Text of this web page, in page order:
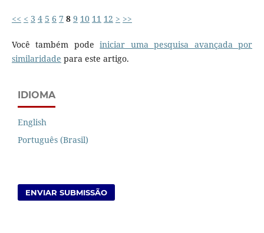
<< < 3 4 5 6 7 8 9 10 11 12 > >>
Você também podeiniciar uma pesquisa avançada por
similaridade para este artigo.
IDIOMA
English
Português (Brasil)
ENVIAR SUBMISSÃO